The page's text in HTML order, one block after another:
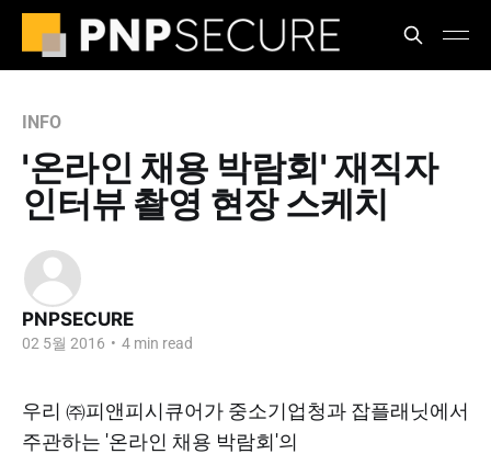
INFO
'온라인 채용 박람회' 재직자
인터뷰 촬영 현장 스케치
PNPSECURE
02 5월 2016 • 4 min read
우리 ㈜피앤피시큐어가 중소기업청과 잡플래닛에서
주관하는 '온라인 채용 박람회'의